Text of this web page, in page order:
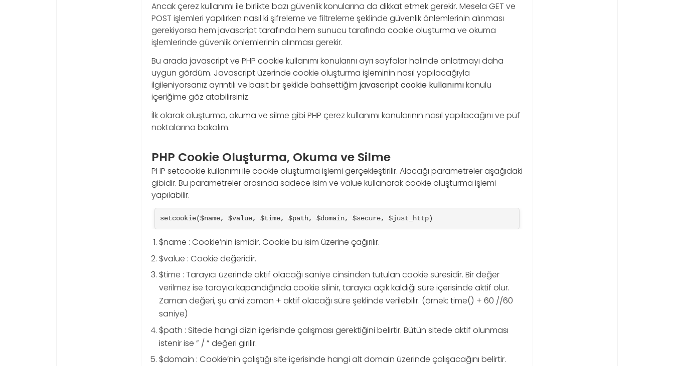
Ancak çerez kullanımı ile birlikte bazı güvenlik konularına da dikkat etmek gerekir. Mesela GET ve
POST işlemleri yapılırken nasıl ki şifreleme ve filtreleme şeklinde güvenlik önlemlerinin alınması
gerekiyorsa hem javascript tarafında hem sunucu tarafında cookie oluşturma ve okuma
işlemlerinde güvenlik önlemlerinin alınması gerekir.
Bu arada javascript ve PHP cookie kullanımı konularını ayrı sayfalar halinde anlatmayı daha
uygun gördüm. Javascript üzerinde cookie oluşturma işleminin nasıl yapılacağıyla
ilgileniyorsanız ayrıntılı ve basit bir şekilde bahsettiğim javascript cookie kullanımıkonulu
içeriğime göz atabilirsiniz.
İlk olarak oluşturma, okuma ve silme gibi PHP çerez kullanımı konularının nasıl yapılacağını ve püf
noktalarına bakalım.
PHP Cookie Oluşturma, Okuma ve Silme
PHP setcookie kullanımı ile cookie oluşturma işlemi gerçekleştirilir. Alacağı parametreler aşağıdaki
gibidir. Bu parametreler arasında sadece isim ve value kullanarak cookie oluşturma işlemi
yapılabilir.
setcookie($name, $value, $time, $path, $domain, $secure, $just_http)
$name : Cookie’nin ismidir. Cookie bu isim üzerine çağırılır.
$value : Cookie değeridir.
$time : Tarayıcı üzerinde aktif olacağı saniye cinsinden tutulan cookie süresidir. Bir değer
verilmez ise tarayıcı kapandığında cookie silinir, tarayıcı açık kaldığı süre içerisinde aktif olur.
Zaman değeri, şu anki zaman + aktif olacağı süre şeklinde verilebilir. (örnek: time() + 60 //60
saniye)
$path : Sitede hangi dizin içerisinde çalışması gerektiğini belirtir. Bütün sitede aktif olunması
istenir ise ” / ” değeri girilir.
$domain : Cookie’nin çalıştığı site içerisinde hangi alt domain üzerinde çalışacağını belirtir.